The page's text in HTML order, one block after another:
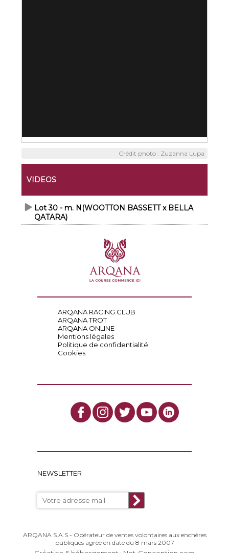
Crédit photo : Zuzanna Lupa
VIDEOS
Lot 30 - m. N(WOOTTON BASSETT x BELLA
QATARA)
ARQANA RACING CLUB
ARQANA TROT
ARQANA ONLINE
Mentions légales
Politique de confidentialité
Cookies
NEWSLETTER
ARQANA S.A.S - Opérateur de ventes volontaires aux enchères
publiques agréé en date du 8 mars 2007